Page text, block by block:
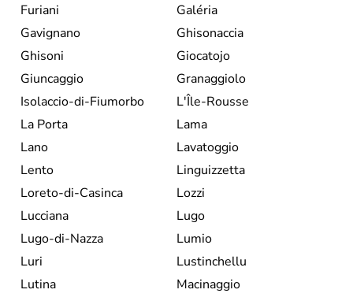
Furiani
Galéria
Gavignano
Ghisonaccia
Ghisoni
Giocatojo
Giuncaggio
Granaggiolo
Isolaccio-di-Fiumorbo
L'Île-Rousse
La Porta
Lama
Lano
Lavatoggio
Lento
Linguizzetta
Loreto-di-Casinca
Lozzi
Lucciana
Lugo
Lugo-di-Nazza
Lumio
Luri
Lustinchellu
Lutina
Macinaggio